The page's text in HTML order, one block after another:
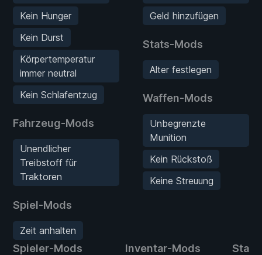
Kein Hunger
Kein Durst
Körpertemperatur
immer neutral
Kein Schlafentzug
Fahrzeug-Mods
Unendlicher
Treibstoff für
Traktoren
Spiel-Mods
Zeit anhalten
Geld hinzufügen
Stats-Mods
Alter festlegen
Waffen-Mods
Unbegrenzte
Munition
Kein Rückstoß
Keine Streuung
Spieler-Mods Inventar-Mods